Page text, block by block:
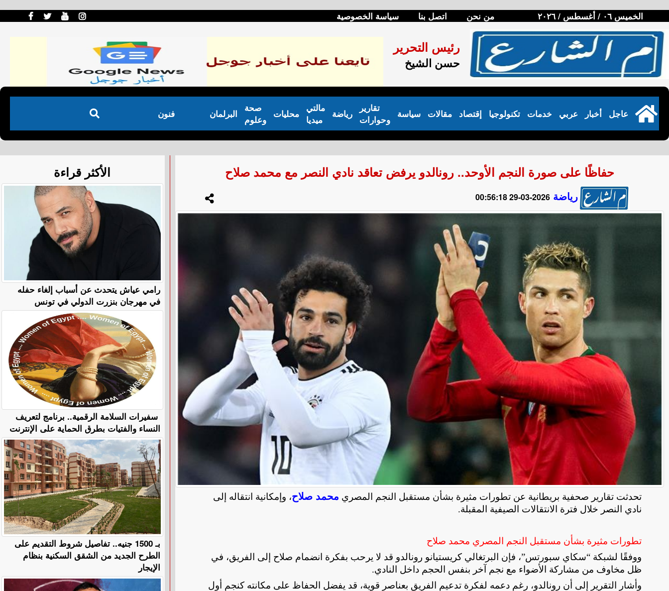
الخميس ٠٦ / أغسطس / ٢٠٢٦ من نحن اتصل بنا سياسة الخصوصية
رئيس التحرير
حسن الشيخ
فنون البرلمان
صحة
وعلوم
محليات
مالتي
ميديا
رياضة
تقارير
وحوارات
سياسة مقالات إقتصاد تكنولوجيا خدمات عربي أخبار عاجل
حفاظًا على صورة النجم الأوحد.. رونالدو يرفض تعاقد نادي النصر مع محمد صلاح
رياضة 2026-03-29 00:56:18
تحدثت تقارير صحفية بريطانية عن تطورات مثيرة بشأن مستقبل النجم المصري محمد صلاح، وإمكانية انتقاله إلى
نادي النصر خلال فترة الانتقالات الصيفية المقبلة.
تطورات مثيرة بشأن مستقبل النجم المصري محمد صلاح
ووفقًا لشبكة “سكاي سبورتس”، فإن البرتغالي كريستيانو رونالدو قد لا يرحب بفكرة انضمام صلاح إلى الفريق، في
ظل مخاوف من مشاركة الأضواء مع نجم آخر بنفس الحجم داخل النادي.
وأشار التقرير إلى أن رونالدو، رغم دعمه لفكرة تدعيم الفريق بعناصر قوية، قد يفضل الحفاظ على مكانته كنجم أول
الأكثر قراءة
رامي عياش يتحدث عن أسباب إلغاء حفله
في مهرجان بنزرت الدولي في تونس
سفيرات السلامة الرقمية.. برنامج لتعريف
النساء والفتيات بطرق الحماية على الإنترنت
بـ 1500 جنيه.. تفاصيل شروط التقديم على
الطرح الجديد من الشقق السكنية بنظام
الإيجار